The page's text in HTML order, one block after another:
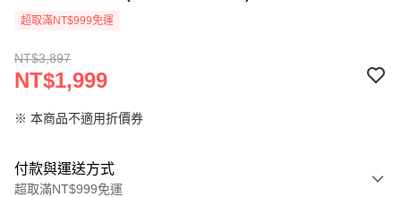
超取滿NT$999免運
NT$3,897
NT$1,999
※ 本商品不適用折價券
付款與運送方式
超取滿NT$999免運